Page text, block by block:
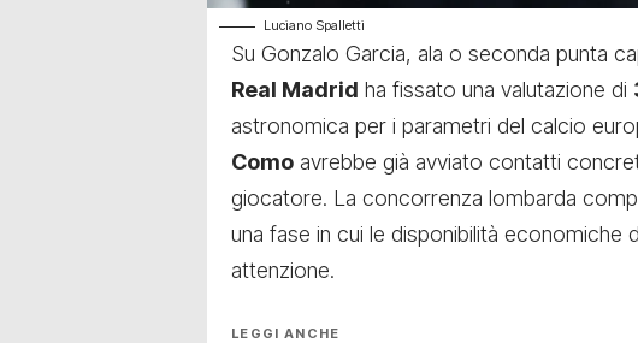
Luciano Spalletti
Su Gonzalo Garcia, ala o seconda punta
Real Madrid ha fissato una valutazione di
astronomica per i parametri del calcio
Como avrebbe già avviato contatti
giocatore. La concorrenza lombarda
una fase in cui le disponibilità
attenzione.
LEGGI ANCHE